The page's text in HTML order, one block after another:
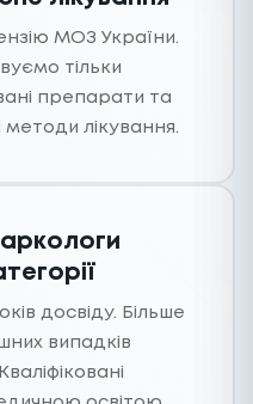
МОЗ України.
тільки
препарати та
методи лікування.
досвіду. Більше
випадків